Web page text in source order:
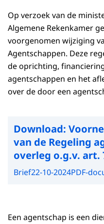
Op verzoek van de
Algemene Rekenkamer
voorgenomen wijziging
Agentschappen. Deze
de oprichting,
agentschappen en het
over de door een
Download:
van de Regeling
overleg o.g.v. art.
Brief22-10-2024PDF-
Een agentschap is een